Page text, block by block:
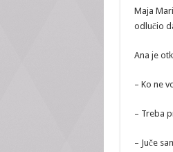
Maja
odlučio
Ana je
– Ko ne
– Treba
– Juče